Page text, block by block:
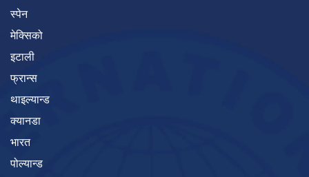
स्पेन
मेक्सिको
इटाली
फ्रान्स
थाइल्यान्ड
क्यानडा
भारत
पोल्यान्ड